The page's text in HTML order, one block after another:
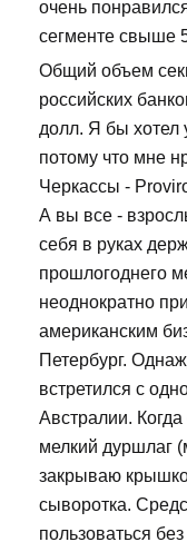
очень
сегменте свыше
Общий объем
российских
долл. Я бы хотел
потому что мне
Черкассы -
А вы все -
себя в руках
прошлогоднего
неоднократно
американским
Петербург.
встретился с
Австралии.
мелкий дуршлаг
закрываю
сыворотка.
пользоваться